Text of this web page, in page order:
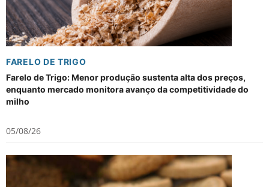
FARELO DE TRIGO
Farelo de Trigo: Menor produção sustenta alta dos preços,
enquanto mercado monitora avanço da competitividade do
milho
05/08/26